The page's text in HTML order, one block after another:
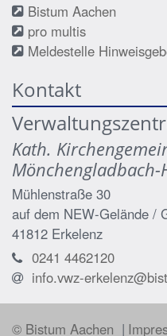
Bistum Aachen
pro multis
Meldestelle
Kontakt
Kath.
Mönchengladbach-
Mühlenstraße 30
auf dem NEW-Gelände /
41812 Erkelenz
0241 4462120
info.vwz-
© Bistum Aachen